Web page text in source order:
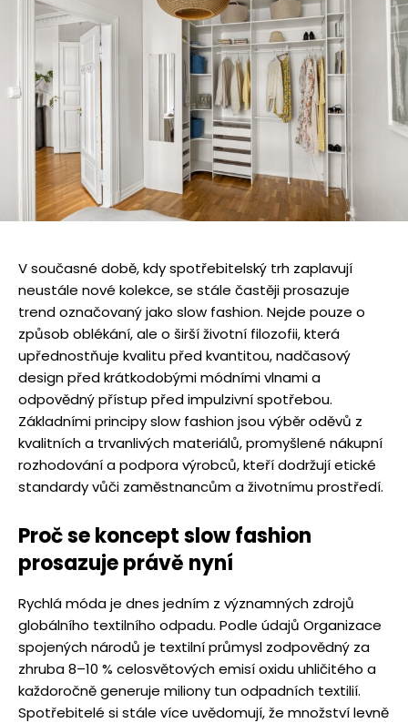
V současné době, kdy spotřebitelský trh zaplavují
neustále nové kolekce, se stále častěji prosazuje
trend označovaný jako slow fashion. Nejde pouze o
způsob oblékání, ale o širší životní filozofii, která
upřednostňuje kvalitu před kvantitou, nadčasový
design před krátkodobými módními vlnami a
odpovědný přístup před impulzivní spotřebou.
Základními principy slow fashion jsou výběr oděvů z
kvalitních a trvanlivých materiálů, promyšlené nákupní
rozhodování a podpora výrobců, kteří dodržují etické
standardy vůči zaměstnancům a životnímu prostředí.
Proč se koncept slow fashion
prosazuje právě nyní
Rychlá móda je dnes jedním z významných zdrojů
globálního textilního odpadu. Podle údajů Organizace
spojených národů je textilní průmysl zodpovědný za
zhruba 8–10 % celosvětových emisí oxidu uhličitého a
každoročně generuje miliony tun odpadních textilií.
Spotřebitelé si stále více uvědomují, že množství levně